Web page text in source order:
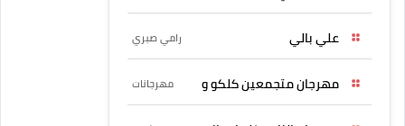
علي بالي رامي صبري
مهرجان متجمعين كلكو و مهرجانات